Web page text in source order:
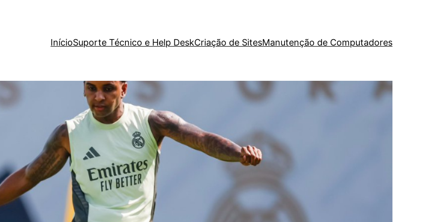
InícioSuporte Técnico e Help DeskCriação de SitesManutenção de Computadores